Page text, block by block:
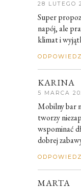
28 LUTEGO
Super
napój, ale
klimat i
ODPOWIEDZ
KARINA
5 MARCA
Mobilny bar
tworzy
wspominać
dobrej
ODPOWIEDZ
MARTA